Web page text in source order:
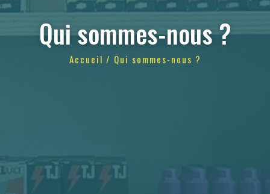
Qui sommes-nous ?
Accueil / Qui sommes-nous ?